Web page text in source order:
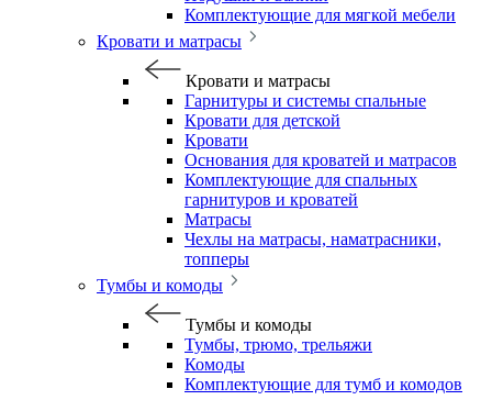
Комплектующие для мягкой мебели
Кровати и матрасы
Кровати и матрасы
Гарнитуры и системы спальные
Кровати для детской
Кровати
Основания для кроватей и матрасов
Комплектующие для спальных
гарнитуров и кроватей
Матрасы
Чехлы на матрасы, наматрасники,
топперы
Тумбы и комоды
Тумбы и комоды
Тумбы, трюмо, трельяжи
Комоды
Комплектующие для тумб и комодов